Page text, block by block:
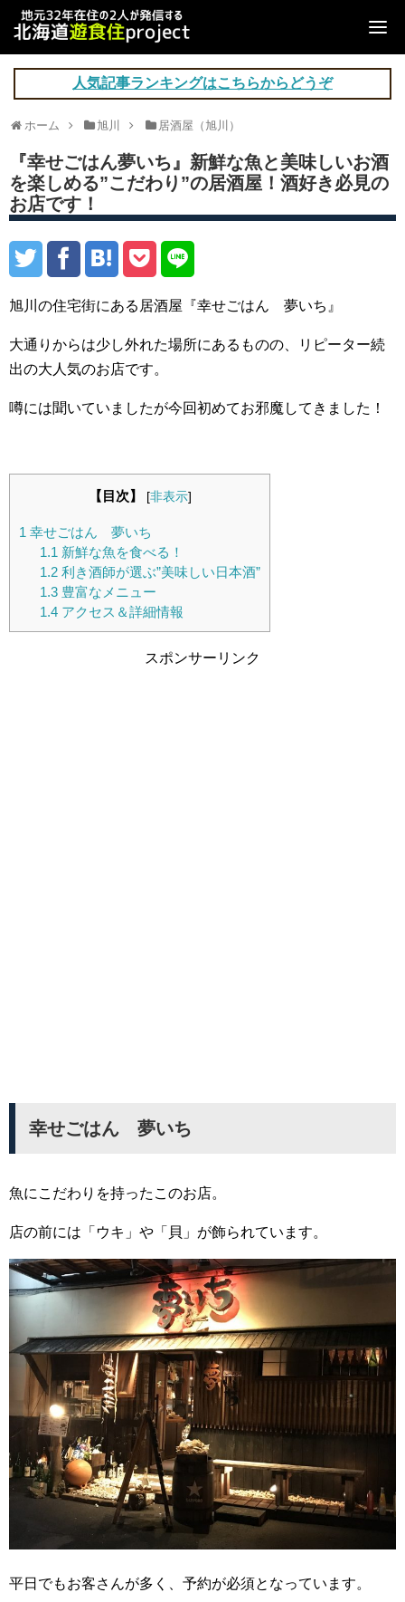
人気記事ランキングはこちらからどうぞ
ホーム 旭川 居酒屋（旭川）
『幸せごはん夢いち』新鮮な魚と美味しいお酒
を楽しめる”こだわり”の居酒屋！酒好き必見の
お店です！
旭川の住宅街にある居酒屋『幸せごはん 夢いち』
大通りからは少し外れた場所にあるものの、リピーター続
出の大人気のお店です。
噂には聞いていましたが今回初めてお邪魔してきました！
【目次】 [非表示]
1 幸せごはん 夢いち
1.1 新鮮な魚を食べる！
1.2利き酒師が選ぶ”美味しい日本酒”
1.3豊富なメニュー
1.4アクセス＆詳細情報
スポンサーリンク
幸せごはん 夢いち
魚にこだわりを持ったこのお店。
店の前には「ウキ」や「貝」が飾られています。
平日でもお客さんが多く、予約が必須となっています。